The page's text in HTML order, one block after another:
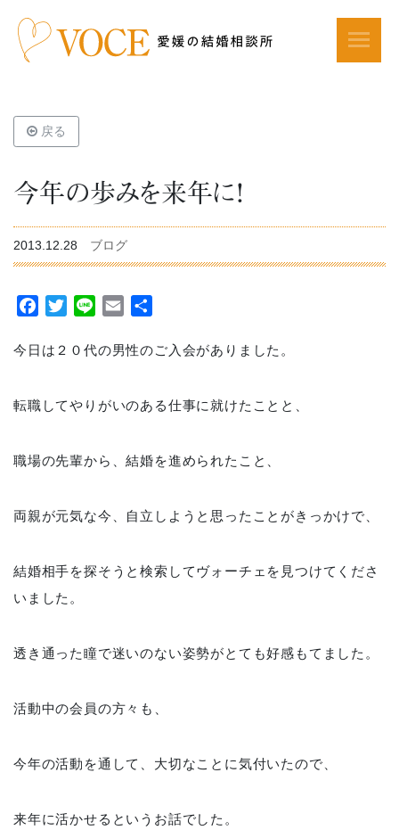
戻る
今年の歩みを来年に！
2013.12.28 ブログ
Facebook
TwitterLine Email
今日は２０代の男性のご入会がありました。
転職してやりがいのある仕事に就けたことと、
職場の先輩から、結婚を進められたこと、
両親が元気な今、自立しようと思ったことがきっかけで、
結婚相手を探そうと検索してヴォーチェを見つけてくださ
いました。
透き通った瞳で迷いのない姿勢がとても好感もてました。
活動中の会員の方々も、
今年の活動を通して、大切なことに気付いたので、
来年に活かせるというお話でした。